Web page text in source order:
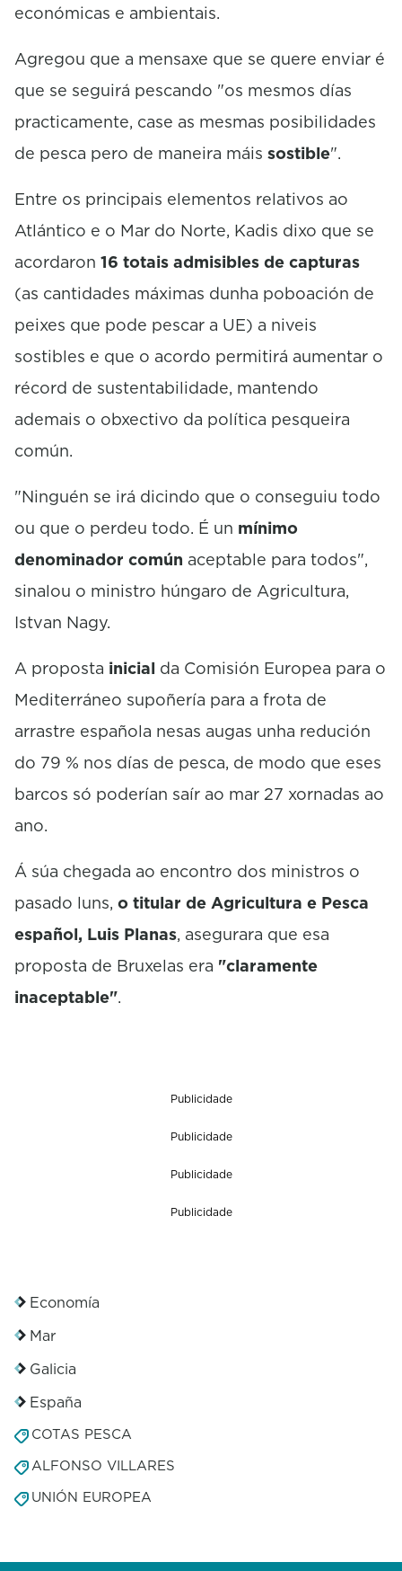
económicas e ambientais.
Agregou que a mensaxe que se quere enviar é
que se seguirá pescando "os mesmos días
practicamente, case as mesmas posibilidades
de pesca pero de maneira máis sostible".
Entre os principais elementos relativos ao
Atlántico e o Mar do Norte, Kadis dixo que se
acordaron 16 totais admisibles de capturas
(as cantidades máximas dunha poboación de
peixes que pode pescar a UE) a niveis
sostibles e que o acordo permitirá aumentar o
récord de sustentabilidade, mantendo
ademais o obxectivo da política pesqueira
común.
"Ninguén se irá dicindo que o conseguiu todo
ou que o perdeu todo. É un mínimo
denominador común aceptable para todos",
sinalou o ministro húngaro de Agricultura,
Istvan Nagy.
A proposta inicial da Comisión Europea para o
Mediterráneo supoñería para a frota de
arrastre española nesas augas unha redución
do 79 % nos días de pesca, de modo que eses
barcos só poderían saír ao mar 27 xornadas ao
ano.
Á súa chegada ao encontro dos ministros o
pasado luns, o titular de Agricultura e Pesca
español, Luis Planas, asegurara que esa
proposta de Bruxelas era "claramente
inaceptable".
Publicidade
Publicidade
Publicidade
Publicidade
Economía
Mar
Galicia
España
COTAS PESCA
ALFONSO VILLARES
UNIÓN EUROPEA